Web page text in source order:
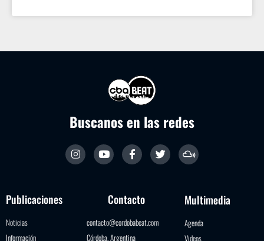
Buscanos en las redes
Publicaciones
Noticias
Información
Contacto
contacto@cordobabeat.com
Córdoba, Argentina
Multimedia
Agenda
Videos